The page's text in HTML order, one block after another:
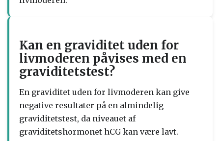
Kan en graviditet uden for
livmoderen påvises med en
graviditetstest?
En graviditet uden for livmoderen kan give
negative resultater på en almindelig
graviditetstest, da niveauet af
graviditetshormonet hCG kan være lavt.